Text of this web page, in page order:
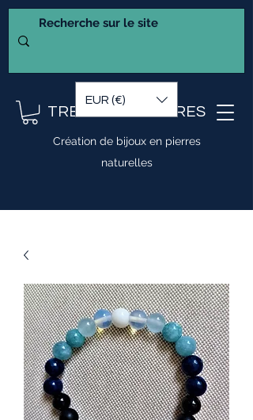
TRESOR DE PIERRES
Création de bijoux en pierres
naturelles
EUR (€)